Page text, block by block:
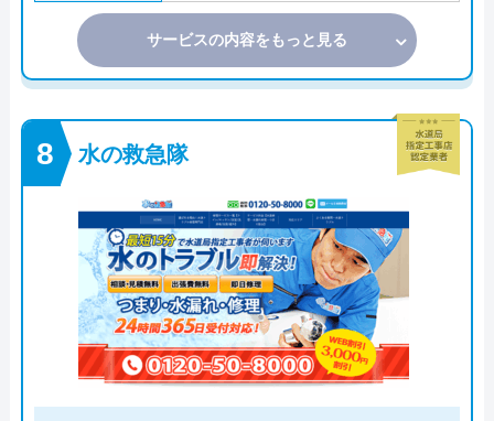
サービスの内容をもっと見る
水の救急隊